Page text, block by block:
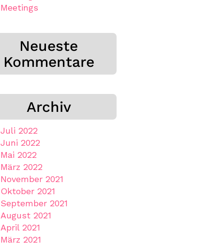
Meetings
Neueste
Kommentare
Archiv
Juli 2022
Juni 2022
Mai 2022
März 2022
November 2021
Oktober 2021
September 2021
August 2021
April 2021
März 2021